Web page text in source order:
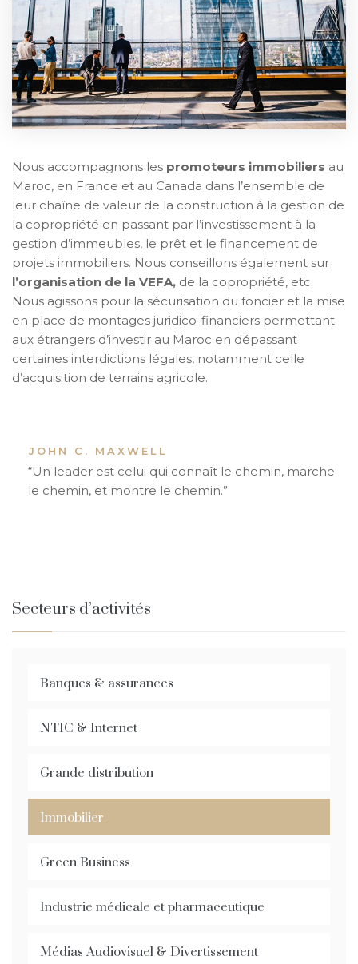
Nous accompagnons les promoteurs immobiliers au
Maroc, en France et au Canada dans l’ensemble de
leur chaîne de valeur de la construction à la gestion de
la copropriété en passant par l’investissement à la
gestion d’immeubles, le prêt et le financement de
projets immobiliers. Nous conseillons également sur
l’organisation de la VEFA, de la copropriété, etc.
Nous agissons pour la sécurisation du foncier et la mise
en place de montages juridico-financiers permettant
aux étrangers d’investir au Maroc en dépassant
certaines interdictions légales, notamment celle
d’acquisition de terrains agricole.
JOHN C. MAXWELL
“Un leader est celui qui connaît le chemin, marche
le chemin, et montre le chemin.”
Secteurs d’activités
Banques & assurances
NTIC & Internet
Grande distribution
Immobilier
Green Business
Industrie médicale et pharmaceutique
Médias Audiovisuel & Divertissement